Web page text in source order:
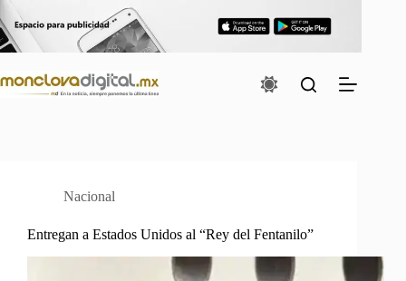
al
contenido
Nacional
Entregan a Estados Unidos al “Rey del Fentanilo”